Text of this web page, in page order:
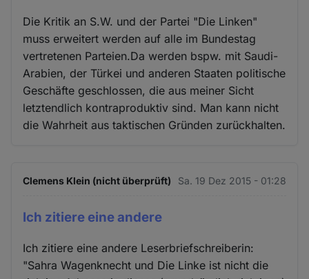
Die Kritik an S.W. und der Partei "Die Linken"
muss erweitert werden auf alle im Bundestag
vertretenen Parteien.Da werden bspw. mit Saudi-
Arabien, der Türkei und anderen Staaten politische
Geschäfte geschlossen, die aus meiner Sicht
letztendlich kontraproduktiv sind. Man kann nicht
die Wahrheit aus taktischen Gründen zurückhalten.
Clemens Klein (nicht überprüft) Sa. 19 Dez 2015 - 01:28
Ich zitiere eine andere
Ich zitiere eine andere Leserbriefschreiberin:
"Sahra Wagenknecht und Die Linke ist nicht die